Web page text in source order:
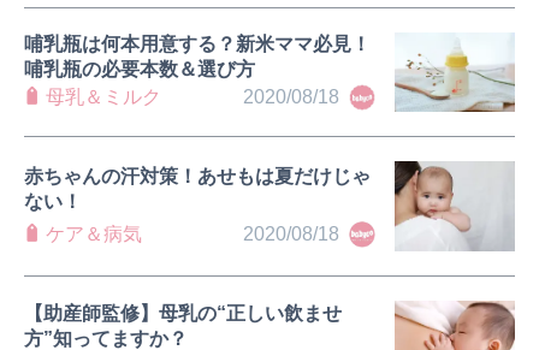
2020/08/18
哺乳瓶は何本用意する？新米ママ必見！
哺乳瓶の必要本数＆選び方
母乳＆ミルク
2020/08/18
赤ちゃんの汗対策！あせもは夏だけじゃ
ない！
ケア＆病気
【助産師監修】母乳の“正しい飲ませ
方”知ってますか？